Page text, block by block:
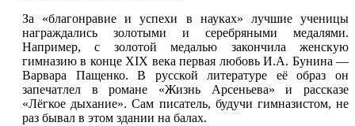
За «благонравие и успехи в науках» лучшие ученицы
награждались золотыми и серебряными медалями.
Например, с золотой медалью закончила женскую
гимназию в конце ХIХ века первая любовь И.А. Бунина —
Варвара Пащенко. В русской литературе её образ он
запечатлел в романе «Жизнь Арсеньева» и рассказе
«Лёгкое дыхание». Сам писатель, будучи гимназистом, не
раз бывал в этом здании на балах.